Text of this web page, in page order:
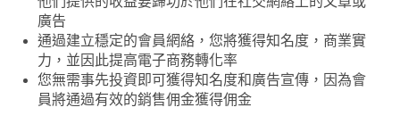
廣告
通過建立穩定的會員網絡，您將獲得知名度，商業實
力，並因此提高電子商務轉化率
您無需事先投資即可獲得知名度和廣告宣傳，因為會
員將通過有效的銷售佣金獲得佣金